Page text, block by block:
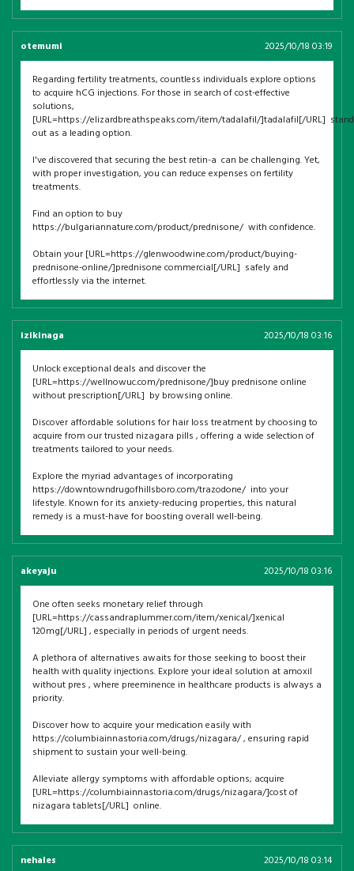
otemumi 2025/10/18 03:19
Regarding fertility treatments, countless individuals explore options
to acquire hCG injections. For those in search of cost-effective
solutions,
[URL=https://elizardbreathspeaks.com/item/tadalafil/]tadalafil[/URL]
out as a leading option.
I've discovered that securing the best retin-a can be challenging. Yet,
with proper investigation, you can reduce expenses on fertility
treatments.
Find an option to buy
https://bulgariannature.com/product/prednisone/ with confidence.
Obtain your [URL=https://glenwoodwine.com/product/buying-
prednisone-online/]prednisone commercial[/URL] safely and
effortlessly via the internet.
izikinaga 2025/10/18 03:16
Unlock exceptional deals and discover the
[URL=https://wellnowuc.com/prednisone/]buy prednisone online
without prescription[/URL] by browsing online.
Discover affordable solutions for hair loss treatment by choosing to
acquire from our trusted nizagara pills , offering a wide selection of
treatments tailored to your needs.
Explore the myriad advantages of incorporating
https://downtowndrugofhillsboro.com/trazodone/ into your
lifestyle. Known for its anxiety-reducing properties, this natural
remedy is a must-have for boosting overall well-being.
akeyaju 2025/10/18 03:16
One often seeks monetary relief through
[URL=https://cassandraplummer.com/item/xenical/]xenical
120mg[/URL] , especially in periods of urgent needs.
A plethora of alternatives awaits for those seeking to boost their
health with quality injections. Explore your ideal solution at amoxil
without pres , where preeminence in healthcare products is always a
priority.
Discover how to acquire your medication easily with
https://columbiainnastoria.com/drugs/nizagara/ , ensuring rapid
shipment to sustain your well-being.
Alleviate allergy symptoms with affordable options; acquire
[URL=https://columbiainnastoria.com/drugs/nizagara/]cost of
nizagara tablets[/URL] online.
nehales 2025/10/18 03:14